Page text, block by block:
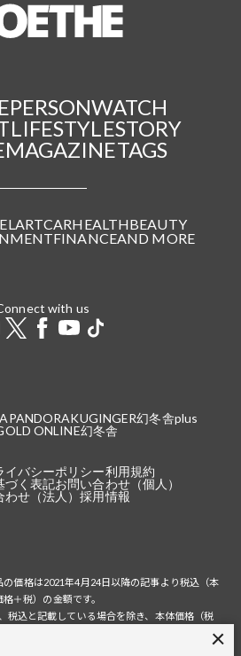
PERSONWATCH
LIFESTYLESTORY
MAGAZINETAGS
ARTCARHEALTHBEAUTY
FINANCEAND MORE
with us
GINGER幻冬舎plus
ONLINE幻冬舎
イバシーポリシー利用規約
づく表記お問い合わせ（個人）
わせ（法人）採用情報
価格は2021年4月24日以降の記事より税込（本
格＋税）の金額です。
税込と記載している場合を除き、本体価格（税
は掲載当時の税率に準じます。